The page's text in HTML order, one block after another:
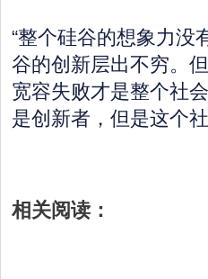
“整个硅谷的想象力没
谷的创新层出不穷。
宽容失败才是整个社
是创新者，但是这个
相关阅读：